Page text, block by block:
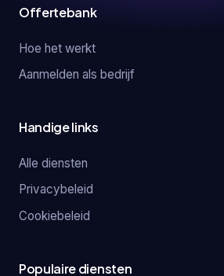
Offertebank
Hoe het werkt
Aanmelden als bedrijf
Handige links
Alle diensten
Privacybeleid
Cookiebeleid
Populaire diensten